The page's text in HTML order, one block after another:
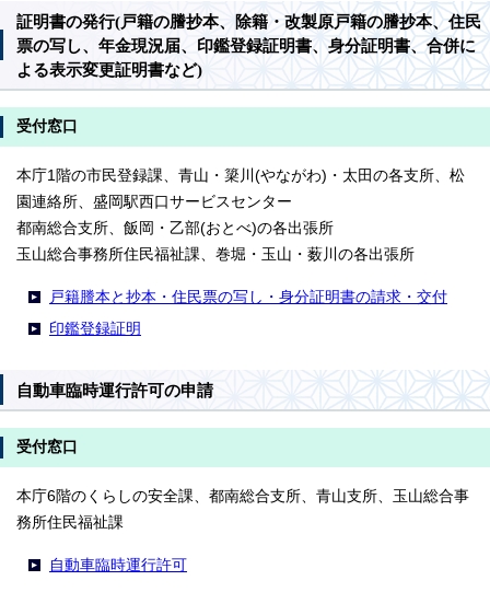
証明書の発行(戸籍の謄抄本、除籍・改製原戸籍の謄抄本、住民
票の写し、年金現況届、印鑑登録証明書、身分証明書、合併に
よる表示変更証明書など)
受付窓口
本庁1階の市民登録課、青山・簗川(やながわ)・太田の各支所、松
園連絡所、盛岡駅西口サービスセンター
都南総合支所、飯岡・乙部(おとべ)の各出張所
玉山総合事務所住民福祉課、巻堀・玉山・薮川の各出張所
戸籍謄本と抄本・住民票の写し・身分証明書の請求・交付
印鑑登録証明
自動車臨時運行許可の申請
受付窓口
本庁6階のくらしの安全課、都南総合支所、青山支所、玉山総合事
務所住民福祉課
自動車臨時運行許可